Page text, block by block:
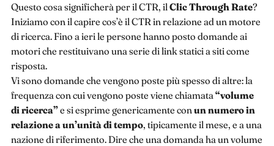
Questo cosa significherà per il CTR, il Clic Through Rate?
Iniziamo con il capire cos’è il CTR in relazione ad un motore
di ricerca. Fino a ieri le persone hanno posto domande ai
motori che restituivano una serie di link statici a siti come
risposta.
Vi sono domande che vengono poste più spesso di altre: la
frequenza con cui vengono poste viene chiamata “volume
di ricerca”e si esprime genericamente con un numero in
relazione a un’unità di tempo, tipicamente il mese, e a una
nazione di riferimento. Dire che una domanda ha un volume